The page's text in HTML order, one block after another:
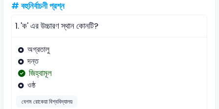
# বহুনির্বাচনী প্রশ্ন
1.'ক' এর উচ্চারণ স্থান কোনটি?
অগ্রতালু
দন্ত
জিহ্বামূল
ওষ্ঠ
বেগম রোকেয়া বিশ্ববিদ্যালয়